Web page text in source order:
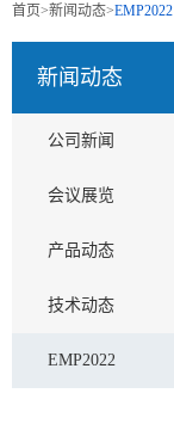
首页>新闻动态>EMP2022
新闻动态
公司新闻
会议展览
产品动态
技术动态
EMP2022